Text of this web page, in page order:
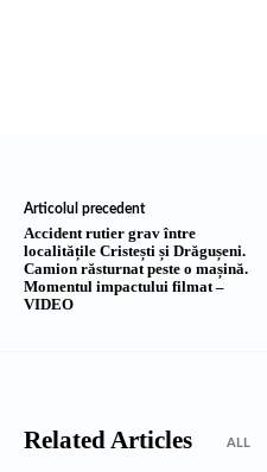
Articolul precedent
Accident rutier grav între
localitățile Cristești și Drăgușeni.
Camion răsturnat peste o mașină.
Momentul impactului filmat –
VIDEO
Related Articles ALL